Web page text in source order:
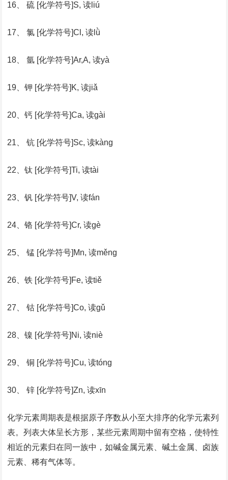
16、 硫 [化学符号]S, 读liú
17、 氯 [化学符号]Cl, 读lǜ
18、 氩 [化学符号]Ar,A, 读yà
19、钾 [化学符号]K, 读jiǎ
20、钙 [化学符号]Ca, 读gài
21、 钪 [化学符号]Sc, 读kàng
22、钛 [化学符号]Ti, 读tài
23、钒 [化学符号]V, 读fán
24、铬 [化学符号]Cr, 读gè
25、 锰 [化学符号]Mn, 读měng
26、铁 [化学符号]Fe, 读tiě
27、 钴 [化学符号]Co, 读gǔ
28、镍 [化学符号]Ni, 读niè
29、 铜 [化学符号]Cu, 读tóng
30、 锌 [化学符号]Zn, 读xīn
化学元素周期表是根据原子序数从小至大排序的化学元素列
表。列表大体呈长方形，某些元素周期中留有空格，使特性
相近的元素归在同一族中，如碱金属元素、碱土金属、卤族
元素、稀有气体等。